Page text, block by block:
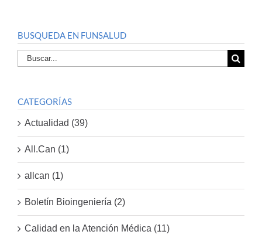
BUSQUEDA EN FUNSALUD
Buscar
por:
CATEGORÍAS
Actualidad (39)
All.Can (1)
allcan (1)
Boletín Bioingeniería (2)
Calidad en la Atención Médica (11)